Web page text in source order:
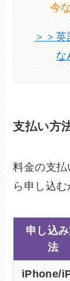
今
＞＞
な
支払い方
料金の支
ら申し込む
申し込
法
iPhone/